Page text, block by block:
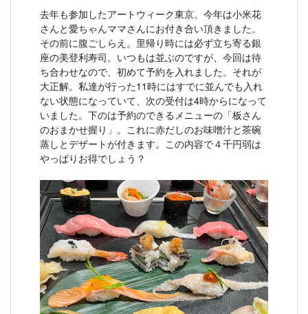
去年も参加したアートウィーク東京。今年は小米花
さんと愛ちゃんママさんにお付き合い頂きました。
その前に腹ごしらえ。里帰り時には必ず立ち寄る銀
座の美登利寿司。いつもは並ぶのですが、今回は待
ち合わせなので、初めて予約を入れました。それが
大正解。私達が行った11時にはすでに並んでも入れ
ない状態になっていて、次の受付は4時からになって
いました。下のは予約のできるメニューの「板さん
のおまかせ握り」。これに赤だしのお味噌汁と茶碗
蒸しとデザートが付きます。この内容で４千円弱は
やっぱりお得でしょう？